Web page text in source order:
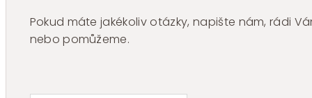
Pokud máte jakékoliv otázky, napište nám, rádi
nebo pomůžeme.